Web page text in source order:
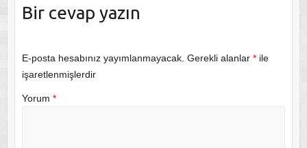
Bir cevap yazın
E-posta hesabınız yayımlanmayacak. Gerekli alanlar *ile
işaretlenmişlerdir
Yorum *